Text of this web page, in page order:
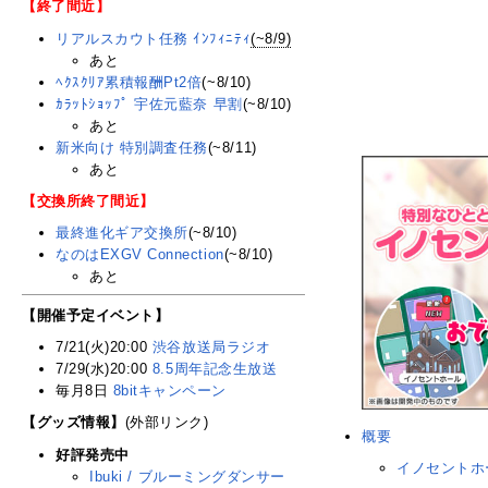
概要
イノセント
【終了間近】
リアルスカウト任務 ｲﾝﾌｨﾆﾃｨ(~8/9)
あと
ﾍｸｽｸﾘｱ累積報酬Pt2倍(~8/10)
ｶﾗｯﾄｼｮｯﾌﾟ 宇佐元藍奈 早割(~8/10)
あと
新米向け 特別調査任務(~8/11)
あと
【交換所終了間近】
最終進化ギア交換所(~8/10)
なのはEXGV Connection(~8/10)
あと
【開催予定イベント】
7/21(火)20:00 渋谷放送局ラジオ
7/29(水)20:00 8.5周年記念生放送
毎月8日 8bitキャンペーン
【グッズ情報】 (外部リンク)
好評発売中
Ibuki / ブルーミングダンサー